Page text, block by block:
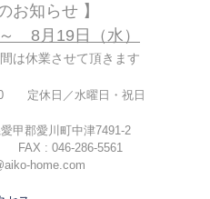
お知らせ 】
8月19日（水）
は休業させて頂きます
定休日／水曜日・祝日
甲郡愛川町中津7491-2
FAX : 046-286-5561
home.com